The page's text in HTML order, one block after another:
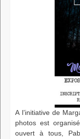
A l’initiative de
photos est
ouvert à tous,